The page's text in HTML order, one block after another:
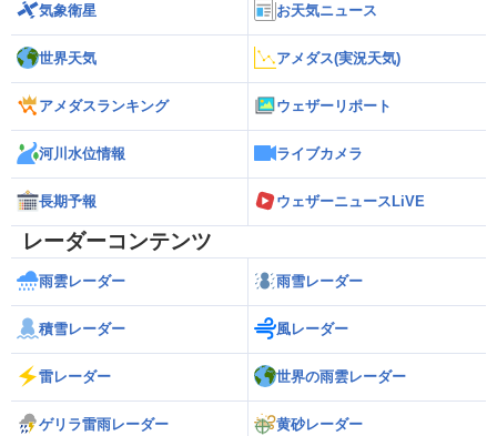
気象衛星 お天気ニュース
世界天気 アメダス(実況天気)
アメダスランキング ウェザーリポート
河川水位情報 ライブカメラ
長期予報 ウェザーニュースLiVE
レーダーコンテンツ
雨雲レーダー 雨雪レーダー
積雪レーダー 風レーダー
雷レーダー 世界の雨雲レーダー
ゲリラ雷雨レーダー 黄砂レーダー